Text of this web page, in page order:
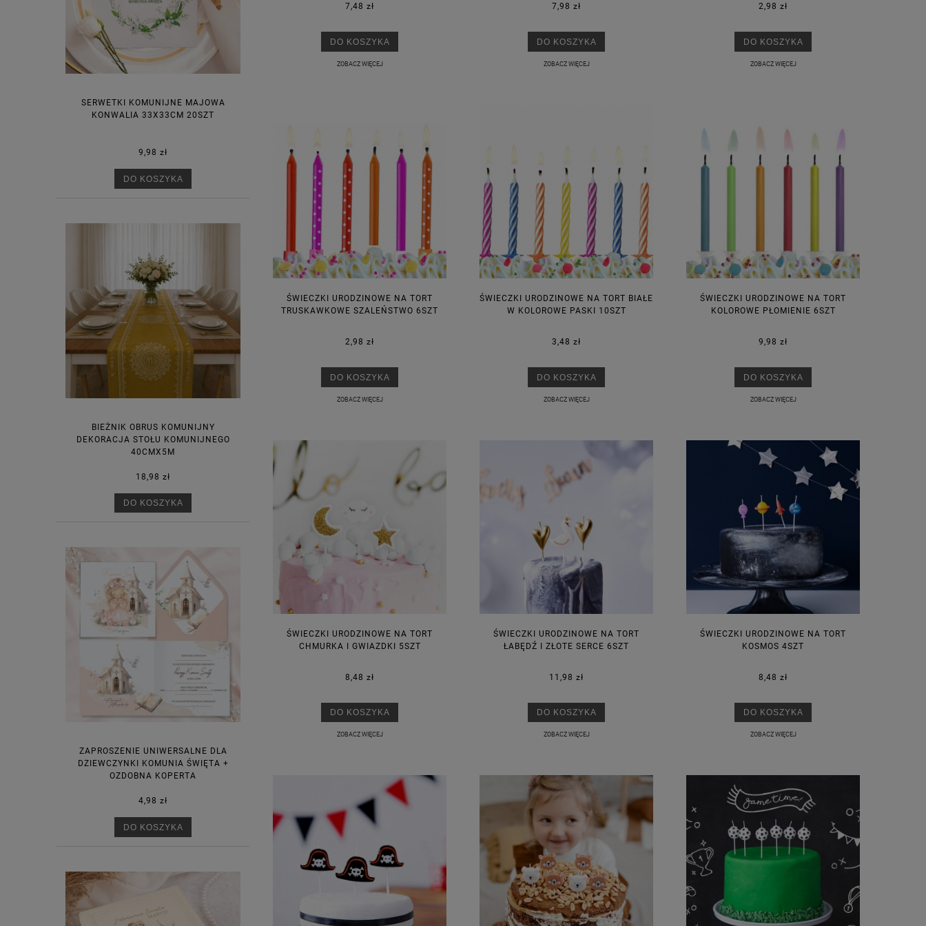
SERWETKI KOMUNIJNE MAJOWA
KONWALIA 33X33CM 20SZT
9,98 zł
DO KOSZYKA
BIEŻNIK OBRUS KOMUNIJNY
DEKORACJA STOŁU KOMUNIJNEGO
40CMX5M
18,98 zł
DO KOSZYKA
ZAPROSZENIE UNIWERSALNE DLA
DZIEWCZYNKI KOMUNIA ŚWIĘTA +
OZDOBNA KOPERTA
4,98 zł
DO KOSZYKA
7,48 zł
DO KOSZYKA
ZOBACZ WIĘCEJ
7,98 zł
DO KOSZYKA
ZOBACZ WIĘCEJ
2,98 zł
DO KOSZYKA
ZOBACZ WIĘCEJ
ŚWIECZKI URODZINOWE NA TORT
TRUSKAWKOWE SZALEŃSTWO 6SZT
2,98 zł
DO KOSZYKA
ZOBACZ WIĘCEJ
ŚWIECZKI URODZINOWE NA TORT BIAŁE
W KOLOROWE PASKI 10SZT
3,48 zł
DO KOSZYKA
ZOBACZ WIĘCEJ
ŚWIECZKI URODZINOWE NA TORT
KOLOROWE PŁOMIENIE 6SZT
9,98 zł
DO KOSZYKA
ZOBACZ WIĘCEJ
ŚWIECZKI URODZINOWE NA TORT
CHMURKA I GWIAZDKI 5SZT
8,48 zł
DO KOSZYKA
ZOBACZ WIĘCEJ
ŚWIECZKI URODZINOWE NA TORT
ŁABĘDŹ I ZŁOTE SERCE 6SZT
11,98 zł
DO KOSZYKA
ZOBACZ WIĘCEJ
ŚWIECZKI URODZINOWE NA TORT
KOSMOS 4SZT
8,48 zł
DO KOSZYKA
ZOBACZ WIĘCEJ